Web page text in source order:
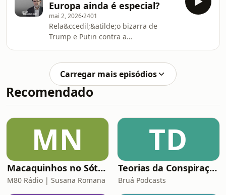
Coreia do Norte e os riscos
ambientais e pol&iacute;ticos no
&Aacute;rtico.See
omnystudio.com/listener for privacy
information.
Europa ainda é especial?
mai 2, 20262401
Rela&ccedil;&atilde;o bizarra de
Trump e Putin contra a
analisa ainda a crise no M&eacute;dio
Oriente, numa altura em que Cuba,
segundo Trump, &eacute; o
pr&oacute;ximo alvo dos EUA.See
information.
Carregar mais episódios
Recomendado
MN
Macaquinhos no Sótão
M80 Rádio | Susana Romana
TD
Teorias da Conspiração
Bruá Podcasts